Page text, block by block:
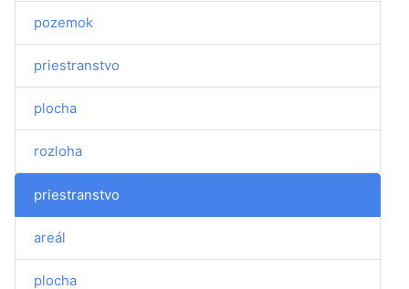
pozemok
priestranstvo
plocha
rozloha
priestranstvo
areál
plocha